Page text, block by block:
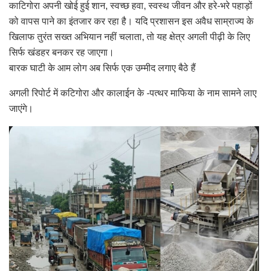
काटिगोरा अपनी खोई हुई शान, स्वच्छ हवा, स्वस्थ जीवन और हरे-भरे पहाड़ों
को वापस पाने का इंतजार कर रहा है। यदि प्रशासन इस अवैध साम्राज्य के
खिलाफ तुरंत सख्त अभियान नहीं चलाता, तो यह क्षेत्र अगली पीढ़ी के लिए
सिर्फ खंडहर बनकर रह जाएगा।
बारक घाटी के आम लोग अब सिर्फ एक उम्मीद लगाए बैठे हैं
अगली रिपोर्ट में कटिगोरा और कालाईन के -पत्थर माफिया के नाम सामने लाए
जाएंगे।